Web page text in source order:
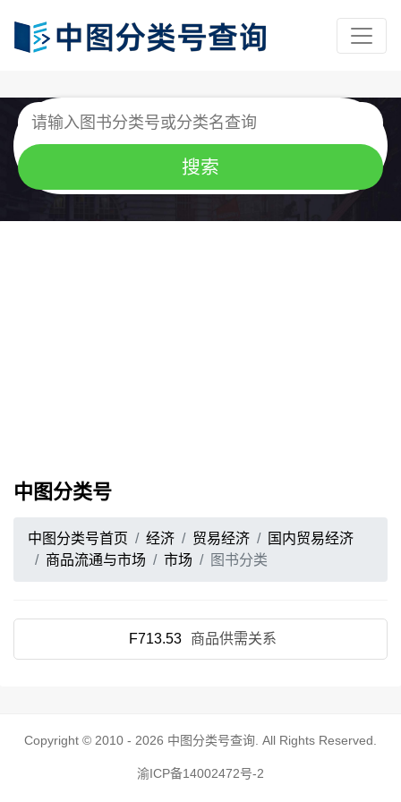
中图分类号
中图分类号首页 经济 贸易经济
国内贸易经济
商品流通与市场
市场 图书分类
F713.53 商品供需关系
Copyright © 2010 - 2026 中图分类号查询 . All Rights Reserved.
渝ICP备14002472号-2